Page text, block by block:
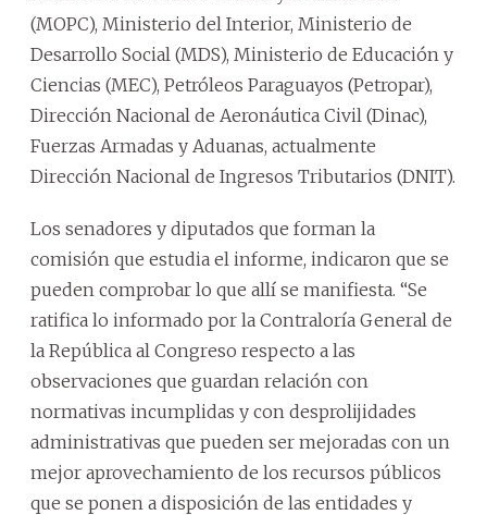
(MOPC), Ministerio del Interior, Ministerio de
Desarrollo Social (MDS), Ministerio de Educación y
Ciencias (MEC), Petróleos Paraguayos (Petropar),
Dirección Nacional de Aeronáutica Civil (Dinac),
Fuerzas Armadas y Aduanas, actualmente
Dirección Nacional de Ingresos Tributarios (DNIT).
Los senadores y diputados que forman la
comisión que estudia el informe, indicaron que se
pueden comprobar lo que allí se manifiesta. “Se
ratifica lo informado por la Contraloría General de
la República al Congreso respecto a las
observaciones que guardan relación con
normativas incumplidas y con desprolijidades
administrativas que pueden ser mejoradas con un
mejor aprovechamiento de los recursos públicos
que se ponen a disposición de las entidades y